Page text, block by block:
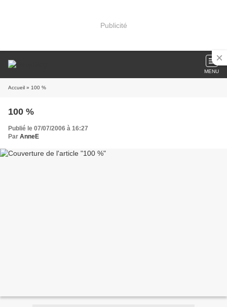
Publicité
MENU
Accueil » 100 %
100 %
Publié le 07/07/2006 à 16:27
Par AnneE